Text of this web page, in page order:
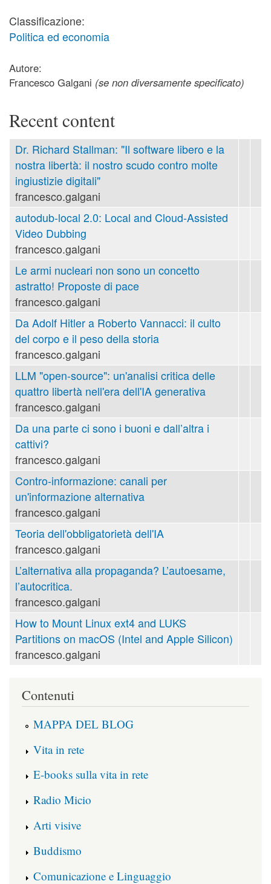
Classificazione:
Politica ed economia
Autore:
Francesco Galgani (se non diversamente specificato)
Recent content
Dr. Richard Stallman: "Il software libero e la
nostra libertà: il nostro scudo contro molte
ingiustizie digitali"
francesco.galgani
autodub-local 2.0: Local and Cloud-Assisted
Video Dubbing
francesco.galgani
Le armi nucleari non sono un concetto
astratto! Proposte di pace
francesco.galgani
Da Adolf Hitler a Roberto Vannacci: il culto
del corpo e il peso della storia
francesco.galgani
LLM "open-source": un'analisi critica delle
quattro libertà nell'era dell'IA generativa
francesco.galgani
Da una parte ci sono i buoni e dall’altra i
cattivi?
francesco.galgani
Contro-informazione: canali per
un'informazione alternativa
francesco.galgani
Teoria dell'obbligatorietà dell'IA
francesco.galgani
L’alternativa alla propaganda? L’autoesame,
l’autocritica.
francesco.galgani
How to Mount Linux ext4 and LUKS
Partitions on macOS (Intel and Apple Silicon)
francesco.galgani
Contenuti
MAPPA DEL BLOG
Vita in rete
E-books sulla vita in rete
Radio Micio
Arti visive
Buddismo
Comunicazione e Linguaggio